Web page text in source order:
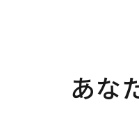
あな